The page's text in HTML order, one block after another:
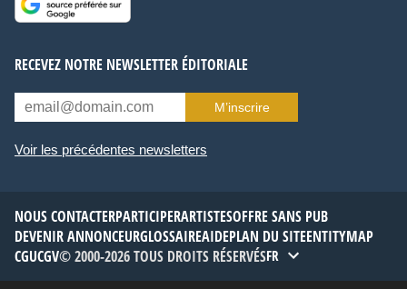
RECEVEZ NOTRE NEWSLETTER ÉDITORIALE
M’inscrire
Voir les précédentes newsletters
NOUS CONTACTERPARTICIPERARTISTESOFFRE SANS PUB
DEVENIR ANNONCEURGLOSSAIREAIDEPLAN DU SITEENTITYMAP
CGUCGV© 2000-2026 TOUS DROITS RÉSERVÉSFR